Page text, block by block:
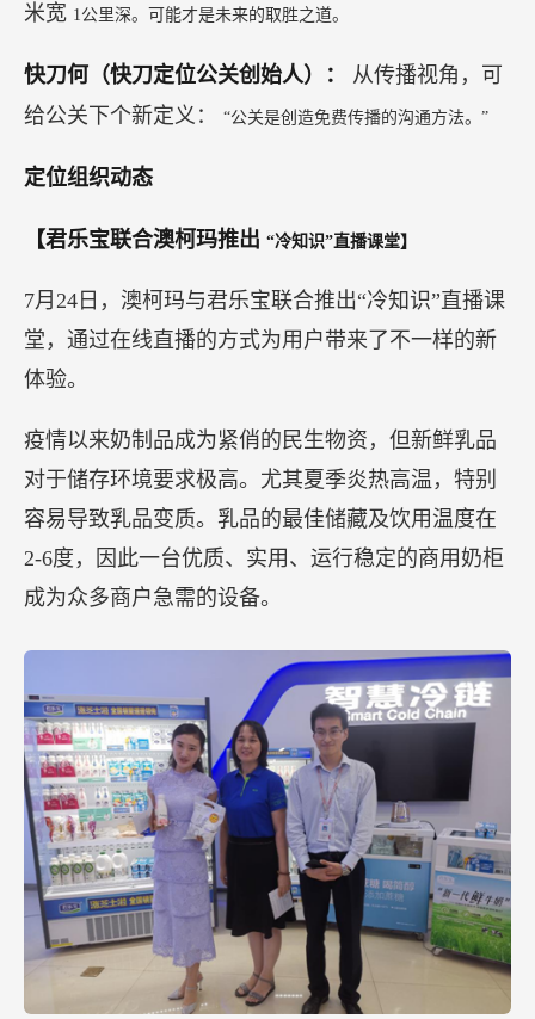
米宽 1公里深。可能才是未来的取胜之道。
快刀何（快刀定位公关创始人）： 从传播视角，可
给公关下个新定义：
“公关是创造免费传播的沟通方法。”
定位组织动态
【君乐宝联合澳柯玛推出 “冷知识”直播课堂】
7月24日，澳柯玛与君乐宝联合推出“冷知识”直播课
堂，通过在线直播的方式为用户带来了不一样的新
体验。
疫情以来奶制品成为紧俏的民生物资，但新鲜乳品
对于储存环境要求极高。尤其夏季炎热高温，特别
容易导致乳品变质。乳品的最佳储藏及饮用温度在
2-6度，因此一台优质、实用、运行稳定的商用奶柜
成为众多商户急需的设备。